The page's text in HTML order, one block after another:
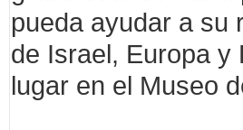
pueda ayudar a su
de Israel, Europa y
lugar en el Museo